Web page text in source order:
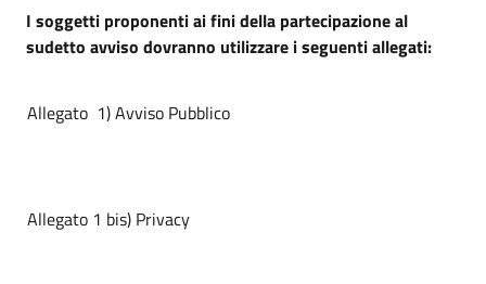
I soggetti proponenti ai fini della partecipazione al
sudetto avviso dovranno utilizzare i seguenti allegati:
Allegato 1) Avviso Pubblico
Allegato 1 bis) Privacy